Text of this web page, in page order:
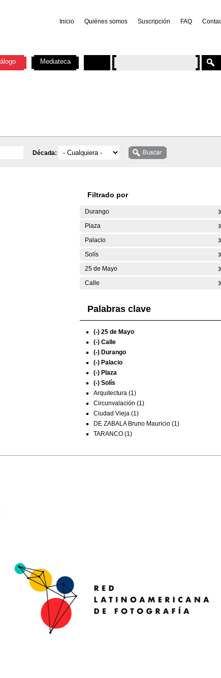
Inicio Quiénes somos Suscripción FAQ
Década:
Filtrado por
Durango
Plaza
Palacio
Solís
25 de Mayo
Calle
Palabras clave
(-) 25 de Mayo
(-) Calle
(-) Durango
(-) Palacio
(-) Plaza
(-) Solís
Arquitectura (1)
Circunvalación (1)
Ciudad Vieja (1)
DE ZABALA Bruno Mauricio (1)
TARANCO (1)
Mediateca